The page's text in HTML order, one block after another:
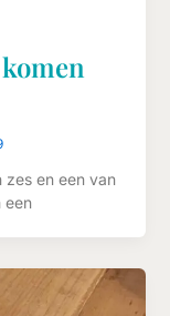
zes en een van
een